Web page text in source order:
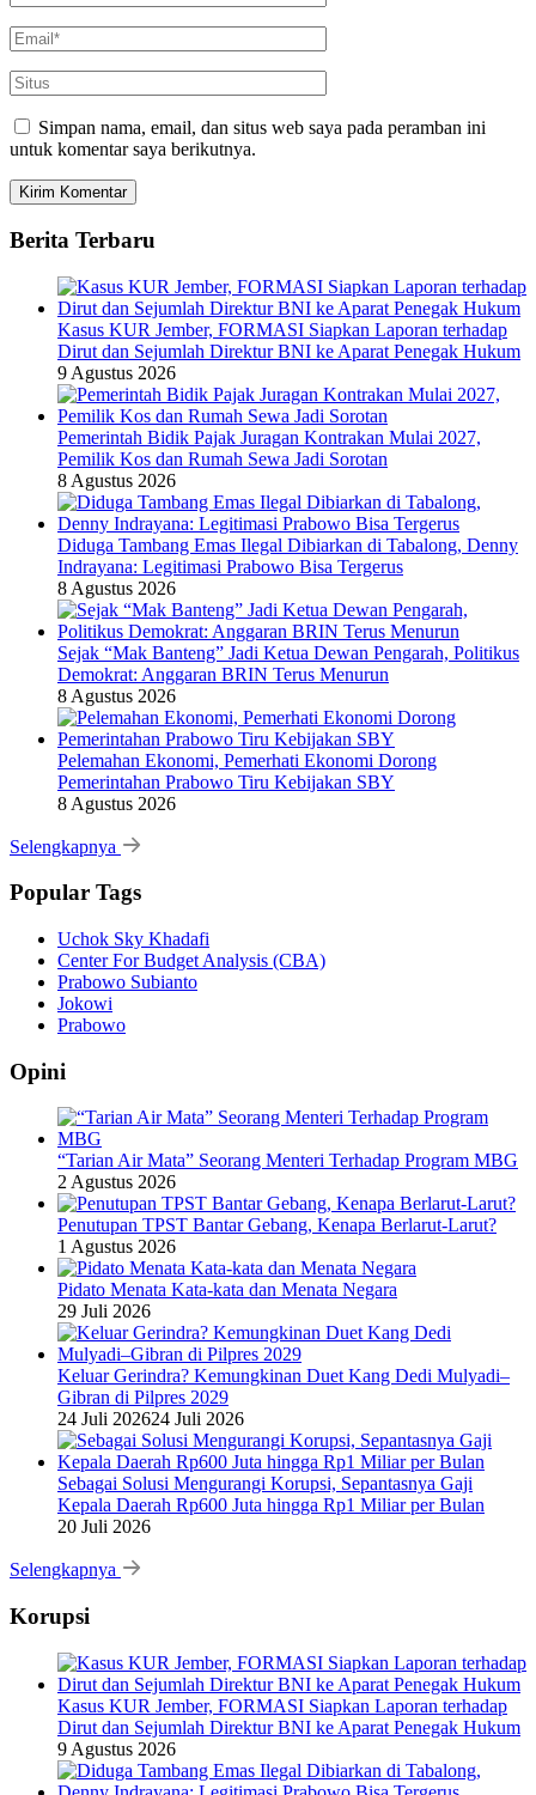
Simpan nama, email, dan situs web saya pada peramban ini
untuk komentar saya berikutnya.
Berita Terbaru
Kasus KUR Jember, FORMASI Siapkan Laporan terhadap
Dirut dan Sejumlah Direktur BNI ke Aparat Penegak Hukum
9 Agustus 2026
Pemerintah Bidik Pajak Juragan Kontrakan Mulai 2027,
Pemilik Kos dan Rumah Sewa Jadi Sorotan
8 Agustus 2026
Diduga Tambang Emas Ilegal Dibiarkan di Tabalong, Denny
Indrayana: Legitimasi Prabowo Bisa Tergerus
8 Agustus 2026
Sejak “Mak Banteng” Jadi Ketua Dewan Pengarah, Politikus
Demokrat: Anggaran BRIN Terus Menurun
8 Agustus 2026
Pelemahan Ekonomi, Pemerhati Ekonomi Dorong
Pemerintahan Prabowo Tiru Kebijakan SBY
8 Agustus 2026
Selengkapnya
Popular Tags
Uchok Sky Khadafi
Center For Budget Analysis (CBA)
Prabowo Subianto
Jokowi
Prabowo
Opini
“Tarian Air Mata” Seorang Menteri Terhadap Program MBG
2 Agustus 2026
Penutupan TPST Bantar Gebang, Kenapa Berlarut-Larut?
1 Agustus 2026
Pidato Menata Kata-kata dan Menata Negara
29 Juli 2026
Keluar Gerindra? Kemungkinan Duet Kang Dedi Mulyadi–
Gibran di Pilpres 2029
24 Juli 202624 Juli 2026
Sebagai Solusi Mengurangi Korupsi, Sepantasnya Gaji
Kepala Daerah Rp600 Juta hingga Rp1 Miliar per Bulan
20 Juli 2026
Selengkapnya
Korupsi
Kasus KUR Jember, FORMASI Siapkan Laporan terhadap
Dirut dan Sejumlah Direktur BNI ke Aparat Penegak Hukum
9 Agustus 2026